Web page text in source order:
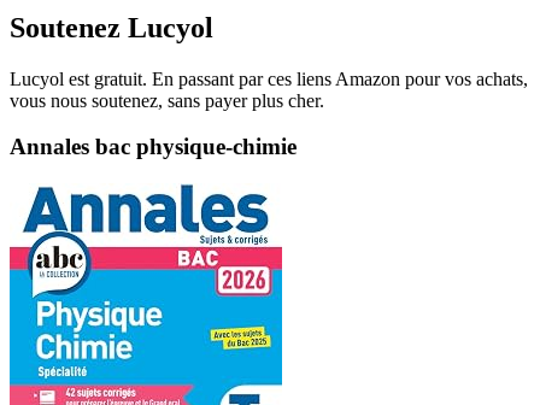
Soutenez Lucyol
Lucyol est gratuit. En passant par ces liens Amazon pour vos achats,
vous nous soutenez, sans payer plus cher.
Annales bac physique-chimie